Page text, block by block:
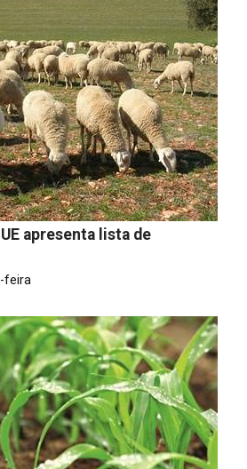
apresenta lista de
feira